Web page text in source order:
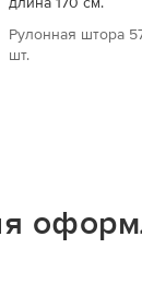
Рулонная штора
шт.